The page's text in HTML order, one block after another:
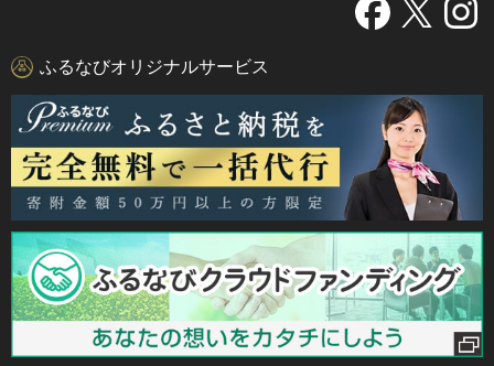
ふるなびオリジナルサービス